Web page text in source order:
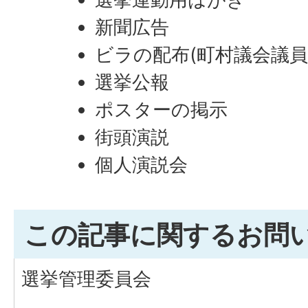
新聞広告
ビラの配布(町村議会議
選挙公報
ポスターの掲示
街頭演説
個人演説会
この記事に関するお問
選挙管理委員会